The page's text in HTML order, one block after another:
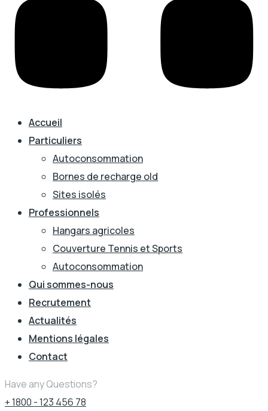
Accueil
Particuliers
Autoconsommation
Bornes de recharge old
Sites isolés
Professionnels
Hangars agricoles
Couverture Tennis et Sports
Autoconsommation
Qui sommes-nous
Recrutement
Actualités
Mentions légales
Contact
Have any Questions?
+ 1800 - 123 456 78